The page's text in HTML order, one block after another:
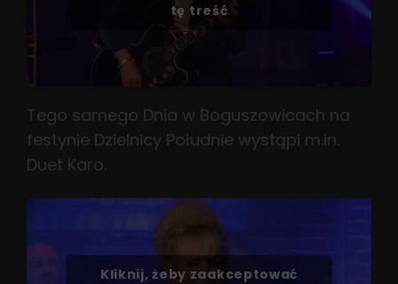
tę treść
Tego samego Dnia w Boguszowicach na
festynie Dzielnicy Południe wystąpi m.in.
Duet Karo.
Kliknij, żeby zaakceptować